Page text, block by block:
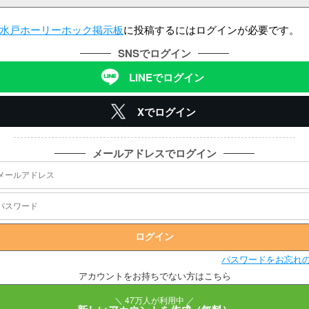
戸ホーリーホック掲示板に投稿するにはログインが必要です。
SNSでログイン
LINEでログイン
Xでログイン
メールアドレスでログイン
パスワードをお忘れ
アカウントをお持ちでない方はこちら
＼ 47万人が利用中 ／